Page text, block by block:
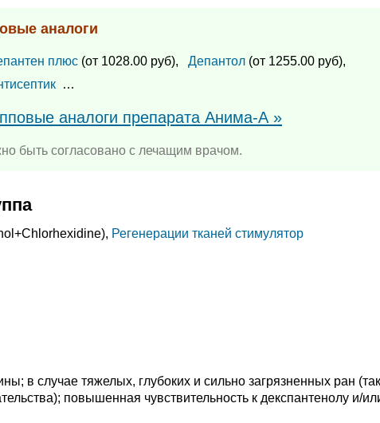
аналоги
плюс(от 1028.00 руб), Депантол(от 1255.00 руб),
…
аналоги препарата Анима-А »
быть согласовано с лечащим врачом.
Chlorhexidine), Регенерации тканей стимулятор
в случае тяжелых, глубоких и сильно загрязненных ран
повышенная чувствительность к декспантенолу и/